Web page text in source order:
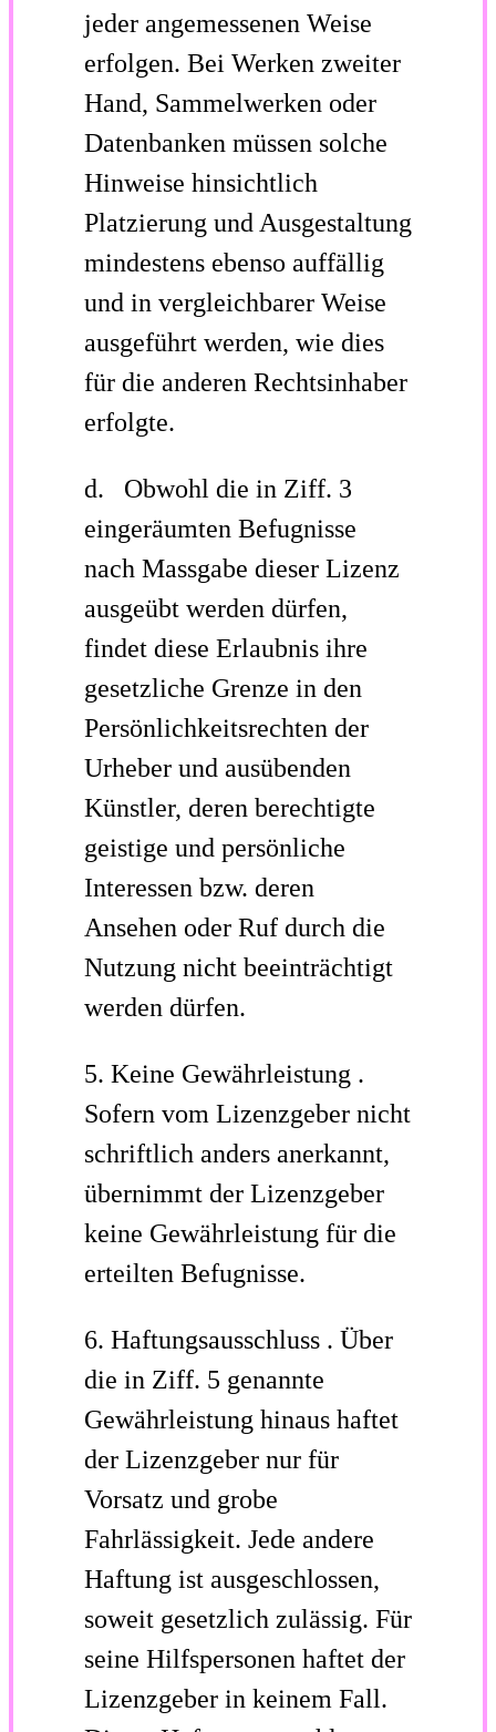
jeder angemessenen Weise
erfolgen. Bei Werken zweiter
Hand, Sammelwerken oder
Datenbanken müssen solche
Hinweise hinsichtlich
Platzierung und Ausgestaltung
mindestens ebenso auffällig
und in vergleichbarer Weise
ausgeführt werden, wie dies
für die anderen Rechtsinhaber
erfolgte.
d. Obwohl die in Ziff. 3
eingeräumten Befugnisse
nach Massgabe dieser Lizenz
ausgeübt werden dürfen,
findet diese Erlaubnis ihre
gesetzliche Grenze in den
Persönlichkeitsrechten der
Urheber und ausübenden
Künstler, deren berechtigte
geistige und persönliche
Interessen bzw. deren
Ansehen oder Ruf durch die
Nutzung nicht beeinträchtigt
werden dürfen.
5. Keine Gewährleistung .
Sofern vom Lizenzgeber nicht
schriftlich anders anerkannt,
übernimmt der Lizenzgeber
keine Gewährleistung für die
erteilten Befugnisse.
6. Haftungsausschluss . Über
die in Ziff. 5 genannte
Gewährleistung hinaus haftet
der Lizenzgeber nur für
Vorsatz und grobe
Fahrlässigkeit. Jede andere
Haftung ist ausgeschlossen,
soweit gesetzlich zulässig. Für
seine Hilfspersonen haftet der
Lizenzgeber in keinem Fall.